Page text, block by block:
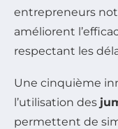
entrepreneurs
améliorent
respectant les
Une cinquième
l’utilisation des
permettent de